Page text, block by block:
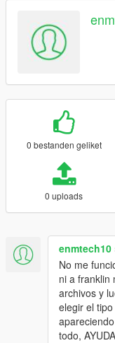
0 bestanden geliket
0 uploads
enmtech10
No me
ni a franklin
archivos y
elegir el
todo,